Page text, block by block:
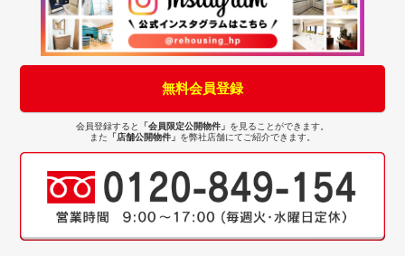
無料会員登録
会員登録すると 「会員限定公開物件」 を見ることができます。
また 「店舗公開物件」 を弊社店舗にてご紹介できます。